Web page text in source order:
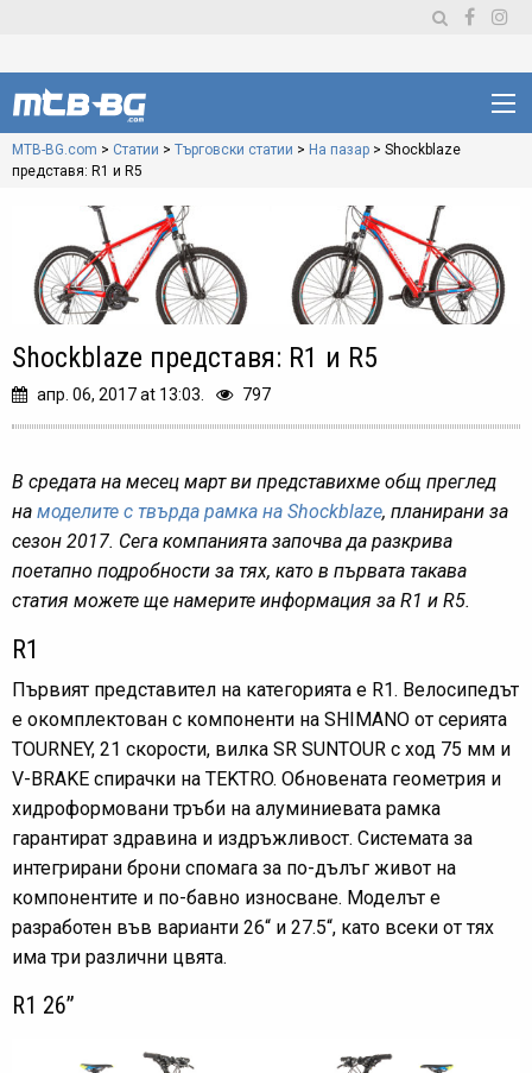
MTB-BG.com > Статии > Търговски статии > На пазар > Shockblaze
представя: R1 и R5
Shockblaze представя: R1 и R5
апр. 06, 2017 at 13:03. 797
В средата на месец март ви представихме общ преглед
на моделите с твърда рамка на Shockblaze, планирани за
сезон 2017. Сега компанията започва да разкрива
поетапно подробности за тях, като в първата такава
статия можете ще намерите информация за R1 и R5.
R1
Първият представител на категорията е R1. Велосипедът
е окомплектован с компоненти на SHIMANO от серията
TOURNEY, 21 скорости, вилка SR SUNTOUR с ход 75 мм и
V-BRAKE спирачки на TEKTRO. Обновената геометрия и
хидроформовани тръби на алуминиевата рамка
гарантират здравина и издръжливост. Системата за
интегрирани брони спомага за по-дълъг живот на
компонентите и по-бавно износване. Моделът е
разработен във варианти 26“ и 27.5“, като всеки от тях
има три различни цвята.
R1 26”